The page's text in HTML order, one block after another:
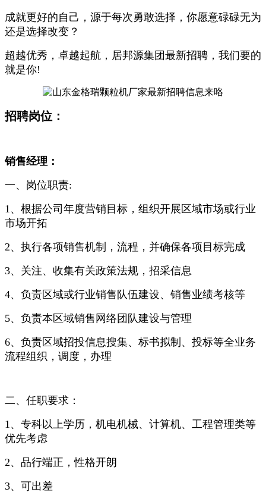
成就更好的自己，源于每次勇敢选择，你愿意碌碌无为
还是选择改变？
超越优秀，卓越起航，居邦源集团最新招聘，我们要的
就是你!
招聘岗位：
销售经理：
一、岗位职责:
1、根据公司年度营销目标，组织开展区域市场或行业
市场开拓
2、执行各项销售机制，流程，并确保各项目标完成
3、关注、收集有关政策法规，招采信息
4、负责区域或行业销售队伍建设、销售业绩考核等
5、负责本区域销售网络团队建设与管理
6、负责区域招投信息搜集、标书拟制、投标等全业务
流程组织，调度，办理
二、任职要求：
1、专科以上学历，机电机械、计算机、工程管理类等
优先考虑
2、品行端正，性格开朗
3、可出差